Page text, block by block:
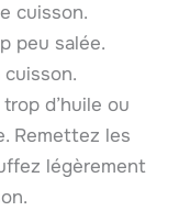
cuisson.
peu salée.
cuisson.
d’huile ou
Remettez les
légèrement